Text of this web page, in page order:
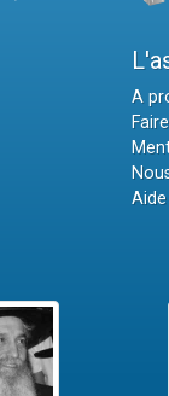
A
Aide